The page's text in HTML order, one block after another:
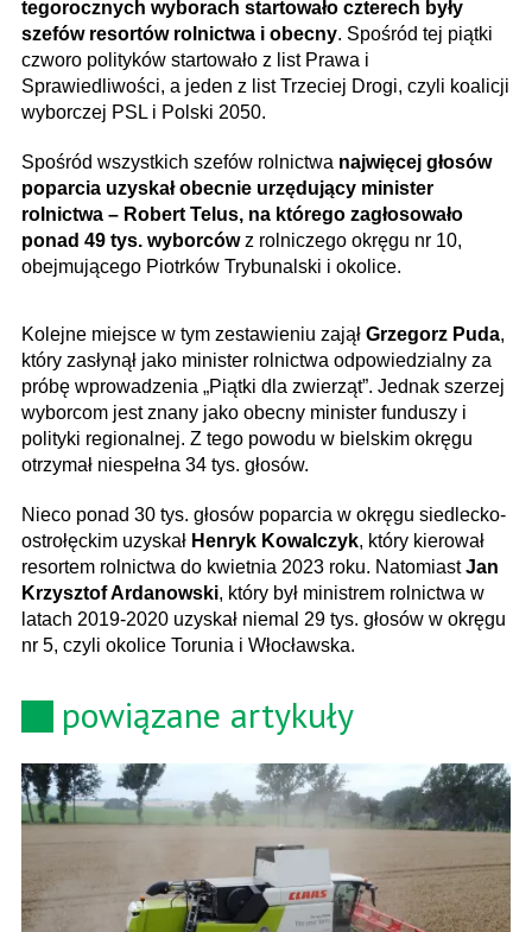
tegorocznych wyborach startowało czterech były
szefów resortów rolnictwa i obecny. Spośród tej piątki
czworo polityków startowało z list Prawa i
Sprawiedliwości, a jeden z list Trzeciej Drogi, czyli koalicji
wyborczej PSL i Polski 2050.
Spośród wszystkich szefów rolnictwa najwięcej głosów
poparcia uzyskał obecnie urzędujący minister
rolnictwa – Robert Telus, na którego zagłosowało
ponad 49 tys. wyborcówz rolniczego okręgu nr 10,
obejmującego Piotrków Trybunalski i okolice.
Kolejne miejsce w tym zestawieniu zajął Grzegorz Puda,
który zasłynął jako minister rolnictwa odpowiedzialny za
próbę wprowadzenia „Piątki dla zwierząt”. Jednak szerzej
wyborcom jest znany jako obecny minister funduszy i
polityki regionalnej. Z tego powodu w bielskim okręgu
otrzymał niespełna 34 tys. głosów.
Nieco ponad 30 tys. głosów poparcia w okręgu siedlecko-
ostrołęckim uzyskał Henryk Kowalczyk, który kierował
resortem rolnictwa do kwietnia 2023 roku. NatomiastJan
Krzysztof Ardanowski, który był ministrem rolnictwa w
latach 2019-2020 uzyskał niemal 29 tys. głosów w okręgu
nr 5, czyli okolice Torunia i Włocławska.
powiązane artykuły